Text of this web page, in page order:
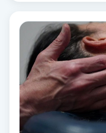
BIAB
Blowout
Bottenfärg
Brynformning